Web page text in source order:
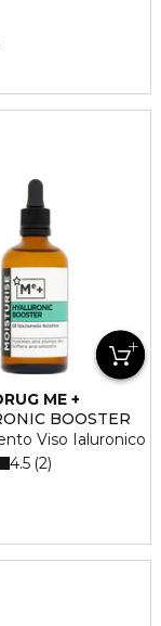
ME +
BOOSTER
Viso Ialuronico
4.5 2